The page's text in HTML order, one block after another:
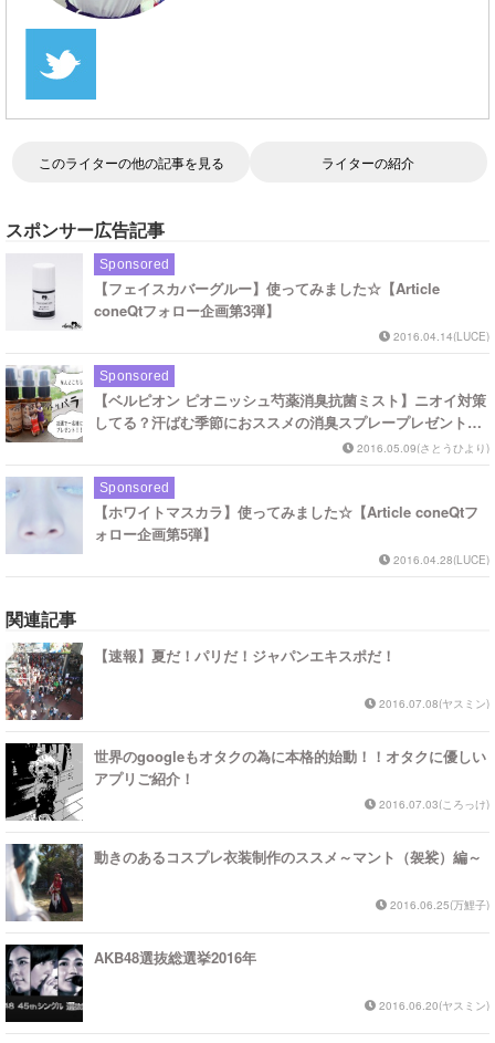
このライターの他の記事を見る ライターの紹介
スポンサー広告記事
Sponsored
【フェイスカバーグルー】使ってみました☆【Article
coneQtフォロー企画第3弾】
2016.04.14(LUCE)
Sponsored
【ベルピオン ピオニッシュ芍薬消臭抗菌ミスト】ニオイ対策
してる？汗ばむ季節におススメの消臭スプレープレゼント！
2016.05.09(さとうひより)
Sponsored
【ホワイトマスカラ】使ってみました☆【Article coneQtフ
ォロー企画第5弾】
2016.04.28(LUCE)
関連記事
【速報】夏だ！パリだ！ジャパンエキスポだ！
2016.07.08(ヤスミン)
世界のgoogleもオタクの為に本格的始動！！オタクに優しい
アプリご紹介！
2016.07.03(ころっけ)
動きのあるコスプレ衣装制作のススメ～マント（袈裟）編～
2016.06.25(万鯉子)
AKB48選抜総選挙2016年
2016.06.20(ヤスミン)